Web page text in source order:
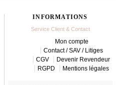
INFORMATIONS
Service Client & Contact
Mon compte
Contact / SAV / Litiges
CGV
Devenir Revendeur
RGPD
Mentions légales